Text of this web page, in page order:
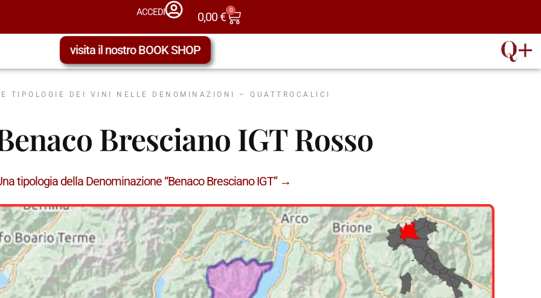
ACCEDI 0,00€ 0
visita il nostro BOOK SHOP
TIPOLOGIE DEI VINI NELLE DENOMINAZIONI – QUATTROCALICI
Bresciano IGT Rosso
tipologia della Denominazione “Benaco Bresciano IGT” →